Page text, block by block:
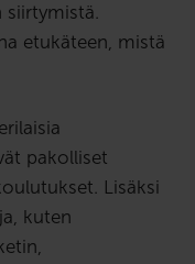
siirtymistä.
etukäteen, mistä
pakolliset
Lisäksi
kuten